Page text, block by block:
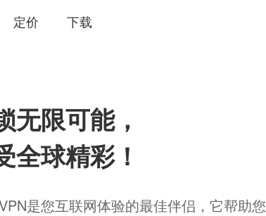
定价 下载
无限可能，
全球精彩！
是您互联网体验的最佳伴侣，它帮助您